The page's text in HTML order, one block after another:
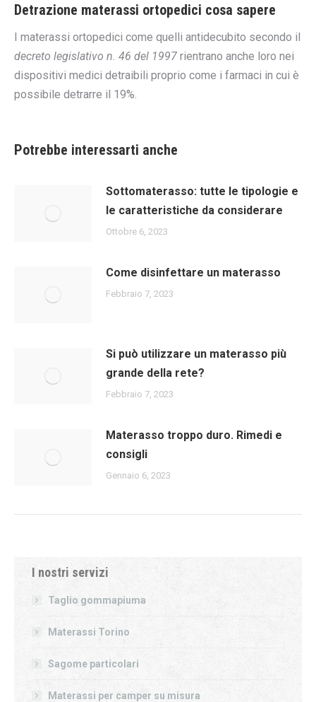
Detrazione materassi ortopedici cosa sapere
I materassi ortopedici come quelli antidecubito secondo il
decreto legislativo n. 46 del 1997 rientrano anche loro nei
dispositivi medici detraibili proprio come i farmaci in cui è
possibile detrarre il 19%.
Potrebbe interessarti anche
Sottomaterasso: tutte le tipologie e
le caratteristiche da considerare
Ottobre 6, 2023
Come disinfettare un materasso
Febbraio 7, 2023
Si può utilizzare un materasso più
grande della rete?
Febbraio 7, 2023
Materasso troppo duro. Rimedi e
consigli
Gennaio 6, 2023
I nostri servizi
Taglio gommapiuma
Materassi Torino
Sagome particolari
Materassi per camper su misura